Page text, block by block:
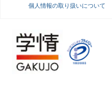
個人情報の取り扱いについて